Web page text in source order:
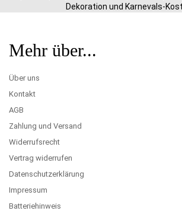
Dekoration und Karnevals-
Mehr über...
Über uns
Kontakt
AGB
Zahlung und Versand
Widerrufsrecht
Vertrag widerrufen
Datenschutzerklärung
Impressum
Batteriehinweis